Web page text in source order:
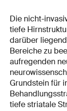
Die nicht-
tiefe
darüber
Bereiche zu
aufregenden
Grundstein für
tiefe striatale